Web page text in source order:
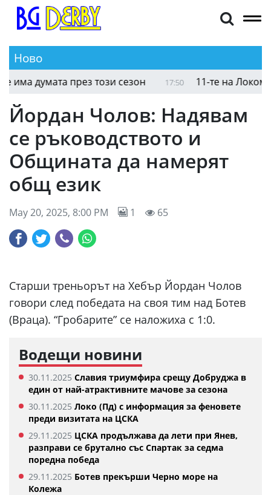
Ново
думата през този сезон 17:50 11-те на
Йордан Чолов: Надявам
се ръководството и
Общината да намерят
общ език
May 20, 2025, 8:00 PM 1 65
Старши треньорът на Хебър Йордан Чолов
говори след победата на своя тим над Ботев
(Враца). “Гробарите” се наложиха с 1:0.
Водещи новини
30.11.2025 Славия триумфира срещу Добруджа в
един от най-атрактивните мачове за сезона
30.11.2025 Локо (Пд) с информация за феновете
преди визитата на ЦСКА
29.11.2025 ЦСКА продължава да лети при Янев,
разправи се брутално със Спартак за седма
поредна победа
29.11.2025 Ботев прекърши Черно море на
Колежа